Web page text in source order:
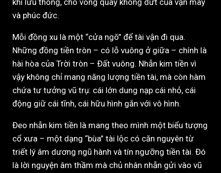
khí lưu thông, cho vòng quay không dứt của vận may
và phúc đức.
Mỗi đồng xu là một “cửa ngõ” để tài vận đi qua.
Những đồng tiền tròn – có lỗ vuông ở giữa – chính là
hài hòa của Trời tròn – Đất vuông. Nhẫn kim tiền vì
vậy không chỉ mang năng lượng tiền tài, mà còn hàm
chứa tư tưởng vũ trụ: cái lớn dung nạp cái nhỏ, cái
động giữ cái tĩnh, cái hữu hình gắn với vô hình.
Đeo nhẫn kim tiền là mang theo mình một biểu tượng
cổ xưa – một dạng “bùa” tài lộc có căn nguyên từ
triết lý âm dương ngũ hành và tín ngưỡng tiền tài. Đó
là lời nguyện âm thầm mà chủ nhân nhẫn gửi vào vũ